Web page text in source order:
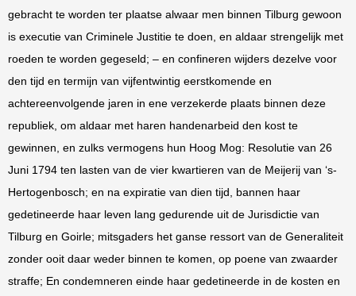
gebracht te worden ter plaatse alwaar men binnen Tilburg gewoon
is executie van Criminele Justitie te doen, en aldaar strengelijk met
roeden te worden gegeseld; – en confineren wijders dezelve voor
den tijd en termijn van vijfentwintig eerstkomende en
achtereenvolgende jaren in ene verzekerde plaats binnen deze
republiek, om aldaar met haren handenarbeid den kost te
gewinnen, en zulks vermogens hun Hoog Mog: Resolutie van 26
Juni 1794 ten lasten van de vier kwartieren van de Meijerij van ‘s-
Hertogenbosch; en na expiratie van dien tijd, bannen haar
gedetineerde haar leven lang gedurende uit de Jurisdictie van
Tilburg en Goirle; mitsgaders het ganse ressort van de Generaliteit
zonder ooit daar weder binnen te komen, op poene van zwaarder
straffe; En condemneren einde haar gedetineerde in de kosten en